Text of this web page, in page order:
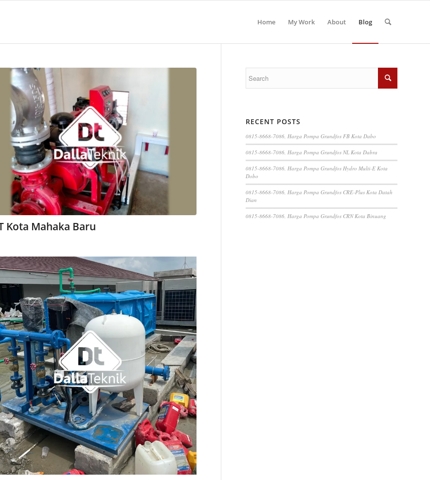
Home My Work About Blog
Kota Mahaka Baru
RECENT POSTS
0815-8668-7086, Harga Pompa Grundfos FB Kota Dabo
0815-8668-7086, Harga Pompa Grundfos NL Kota Dabra
0815-8668-7086, Harga Pompa Grundfos Hydro Multi-E Kota
Dobo
0815-8668-7086, Harga Pompa Grundfos CRE-Plus Kota Datah
Dian
0815-8668-7086, Harga Pompa Grundfos CRN Kota Binuang